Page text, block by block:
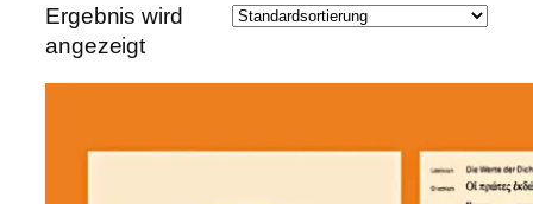
Ergebnis wird
angezeigt